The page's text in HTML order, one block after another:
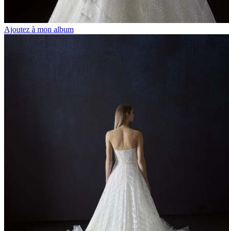
Ajoutez à mon album